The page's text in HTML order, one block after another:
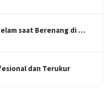
saat Berenang di …
dan Terukur